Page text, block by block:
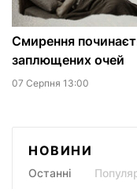
Смирення
заплющених очей
07 Серпня 13:00
НОВИНИ
Останні